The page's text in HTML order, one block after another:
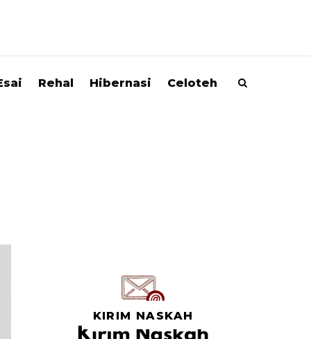
Rehal Hibernasi Celoteh
KIRIM NASKAH